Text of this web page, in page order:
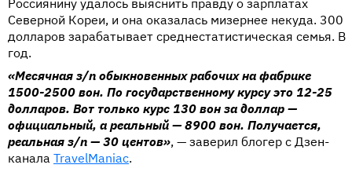
Россиянину удалось выяснить правду о зарплатах
Северной Кореи, и она оказалась мизернее некуда. 300
долларов зарабатывает среднестатистическая семья. В
год.
«Месячная з/п обыкновенных рабочих на фабрике
1500-2500 вон. По государственному курсу это 12-25
долларов. Вот только курс 130 вон за доллар —
официальный, а реальный — 8900 вон. Получается,
реальная з/п — 30 центов», — заверил блогер с Дзен-
канала TravelManiac.